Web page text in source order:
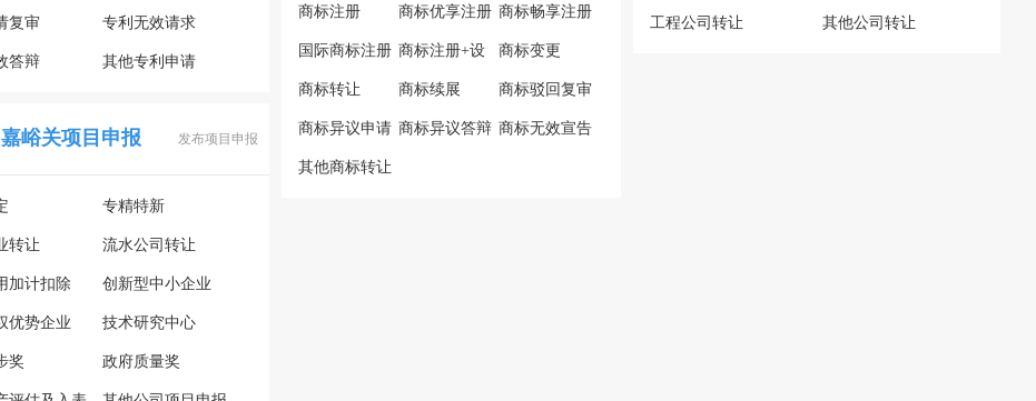
复审 专利无效请求
答辩 其他专利申请
嘉峪关项目申报 发布项目申报
专精特新
转让 流水公司转让
加计扣除 创新型中小企业
优势企业 技术研究中心
奖 政府质量奖
商标注册 商标优享注册 商标畅享注册
国际商标注册 商标注册+设
计
商标变更
商标转让 商标续展 商标驳回复审
商标异议申请 商标异议答辩 商标无效宣告
其他商标转让
工程公司转让 其他公司转让